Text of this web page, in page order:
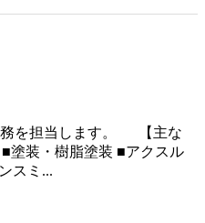
務を担当します。 【主な
塗装・樹脂塗装 ■アクスル
スミ...